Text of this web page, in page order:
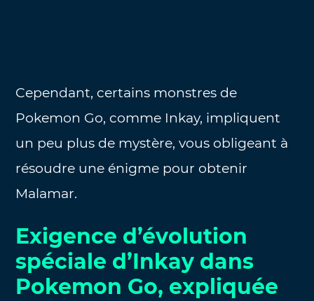
Cependant, certains monstres de
Pokemon Go, comme Inkay, impliquent
un peu plus de mystère, vous obligeant à
résoudre une énigme pour obtenir
Malamar.
Exigence d’évolution
spéciale d’Inkay dans
Pokemon Go, expliquée